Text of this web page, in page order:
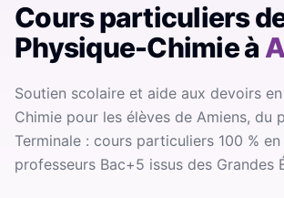
Cours particuliers
Physique-Chimieà
Soutien scolaire et aide aux devoirs
Chimie pour les élèves de Amiens, du
Terminale : cours particuliers 100 %
professeurs Bac+5 issus des Grandes